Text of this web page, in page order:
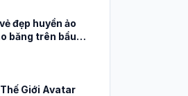
đẹp huyền ảo
băng trên bầu
Giới Avatar